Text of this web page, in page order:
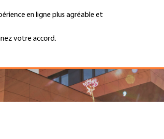
en ligne plus agréable et
votre accord.
Top
Menu